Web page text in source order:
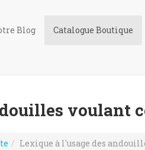
Blog Catalogue Boutique
voulant
Lexique à l'usage des